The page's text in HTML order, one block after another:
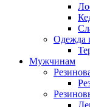
Одежда
Мужчинам